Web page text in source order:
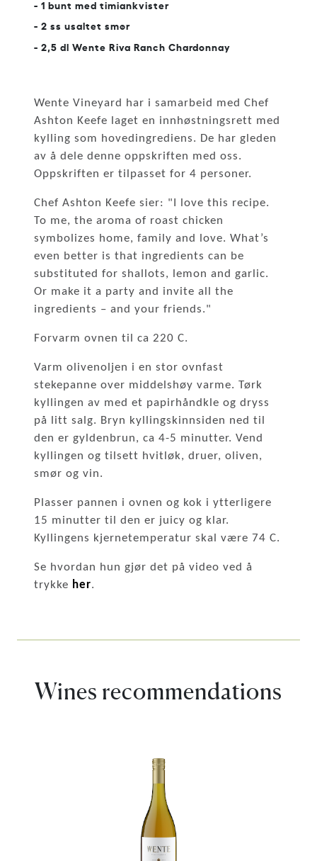
- 1 bunt med timiankvister
- 2 ss usaltet smør
- 2,5 dl Wente Riva Ranch Chardonnay
Wente Vineyard har i samarbeid med Chef
Ashton Keefe laget en innhøstningsrett med
kylling som hovedingrediens. De har gleden
av å dele denne oppskriften med oss.
Oppskriften er tilpasset for 4 personer.
Chef Ashton Keefe sier: "I love this recipe.
To me, the aroma of roast chicken
symbolizes home, family and love. What’s
even better is that ingredients can be
substituted for shallots, lemon and garlic.
Or make it a party and invite all the
ingredients – and your friends."
Forvarm ovnen til ca 220 C.
Varm olivenoljen i en stor ovnfast
stekepanne over middelshøy varme. Tørk
kyllingen av med et papirhåndkle og dryss
på litt salg. Bryn kyllingskinnsiden ned til
den er gyldenbrun, ca 4-5 minutter. Vend
kyllingen og tilsett hvitløk, druer, oliven,
smør og vin.
Plasser pannen i ovnen og kok i ytterligere
15 minutter til den er juicy og klar.
Kyllingens kjernetemperatur skal være 74 C.
Se hvordan hun gjør det på video ved å
trykke her.
Wines recommendations